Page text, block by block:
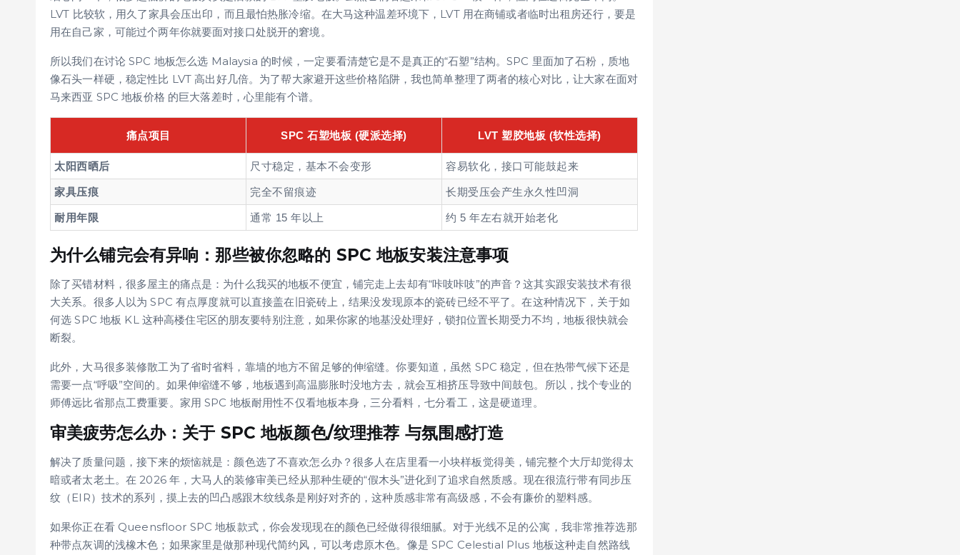
LVT 比较软，用久了家具会压出印，而且最怕热胀冷缩。在大马这种温差环境下，LVT 用在商铺或者临时出租房还行，要是
用在自己家，可能过个两年你就要面对接口处脱开的窘境。
所以我们在讨论 SPC 地板怎么选 Malaysia 的时候，一定要看清楚它是不是真正的“石塑”结构。SPC 里面加了石粉，质地
像石头一样硬，稳定性比 LVT 高出好几倍。为了帮大家避开这些价格陷阱，我也简单整理了两者的核心对比，让大家在面对
马来西亚 SPC 地板价格 的巨大落差时，心里能有个谱。
痛点项目 SPC 石塑地板 (硬派选择) LVT 塑胶地板 (软性选择)
太阳西晒后 尺寸稳定，基本不会变形 容易软化，接口可能鼓起来
家具压痕 完全不留痕迹 长期受压会产生永久性凹洞
耐用年限 通常 15 年以上 约 5 年左右就开始老化
为什么铺完会有异响：那些被你忽略的 SPC 地板安装注意事项
除了买错材料，很多屋主的痛点是：为什么我买的地板不便宜，铺完走上去却有“咔吱咔吱”的声音？这其实跟安装技术有很
大关系。很多人以为 SPC 有点厚度就可以直接盖在旧瓷砖上，结果没发现原本的瓷砖已经不平了。在这种情况下，关于如
何选 SPC 地板 KL 这种高楼住宅区的朋友要特别注意，如果你家的地基没处理好，锁扣位置长期受力不均，地板很快就会
断裂。
此外，大马很多装修散工为了省时省料，靠墙的地方不留足够的伸缩缝。你要知道，虽然 SPC 稳定，但在热带气候下还是
需要一点“呼吸”空间的。如果伸缩缝不够，地板遇到高温膨胀时没地方去，就会互相挤压导致中间鼓包。所以，找个专业的
师傅远比省那点工费重要。家用 SPC 地板耐用性不仅看地板本身，三分看料，七分看工，这是硬道理。
审美疲劳怎么办：关于 SPC 地板颜色/纹理推荐 与氛围感打造
解决了质量问题，接下来的烦恼就是：颜色选了不喜欢怎么办？很多人在店里看一小块样板觉得美，铺完整个大厅却觉得太
暗或者太老土。在 2026 年，大马人的装修审美已经从那种生硬的“假木头”进化到了追求自然质感。现在很流行带有同步压
纹（EIR）技术的系列，摸上去的凹凸感跟木纹线条是刚好对齐的，这种质感非常有高级感，不会有廉价的塑料感。
如果你正在看 Queensfloor SPC 地板款式，你会发现现在的颜色已经做得很细腻。对于光线不足的公寓，我非常推荐选那
种带点灰调的浅橡木色；如果家里是做那种现代简约风，可以考虑原木色。像是 SPC Celestial Plus 地板这种走自然路线